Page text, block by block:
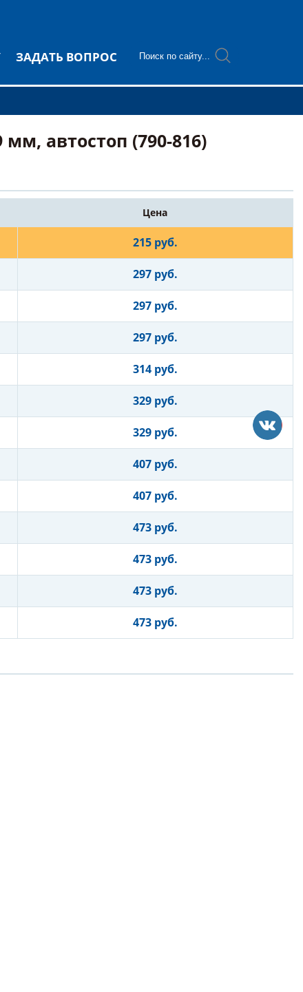
ЗАДАТЬ ВОПРОС
автостоп (790-816)
Цена
215 руб.
297 руб.
297 руб.
297 руб.
314 руб.
329 руб.
329 руб.
407 руб.
407 руб.
473 руб.
473 руб.
473 руб.
473 руб.